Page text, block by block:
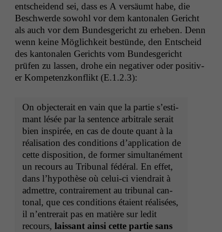
entschei­dend sei, dass es A ver­säumt habe, die
Beschw­erde sowohl vor dem kan­tonalen Gericht
als auch vor dem Bun­des­gericht zu erheben. Denn
wenn keine Möglichkeit bestünde, den Entscheid
des kan­tonalen Gerichts vom Bun­des­gericht
prüfen zu lassen, dro­he ein neg­a­tiv­er oder pos­i­tiv­
er Kom­pe­ten­zkon­flikt (E.1.2.3):
On objecterait en vain que la par­tie s’es­ti­
mant lésée par la sen­tence arbi­trale serait
bien inspirée, en cas de doute quant à la
réal­i­sa­tion des con­di­tions d’ap­pli­ca­tion de
cette dis­po­si­tion, de for­mer simul­tané­ment
un recours au Tri­bunal fédéral. En effet,
dans l’hy­pothèse où celui-ci viendrait à
admet­tre, con­traire­ment au tri­bunal can­
ton­al, que ces con­di­tions étaient réal­isées,
il n’en­tr­erait pas en matière sur led­it
recours, lais­sant ain­si cette par­tie sans